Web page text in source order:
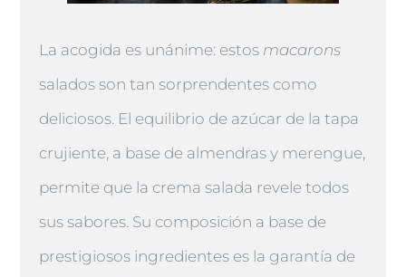
La acogida es unánime: estos macarons
salados son tan sorprendentes como
deliciosos. El equilibrio de azúcar de la tapa
crujiente, a base de almendras y merengue,
permite que la crema salada revele todos
sus sabores. Su composición a base de
prestigiosos ingredientes es la garantía de